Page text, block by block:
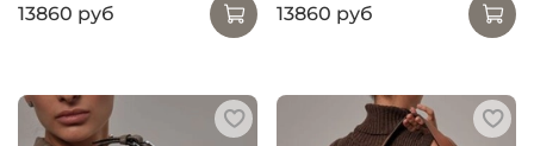
13860 руб
13860 руб